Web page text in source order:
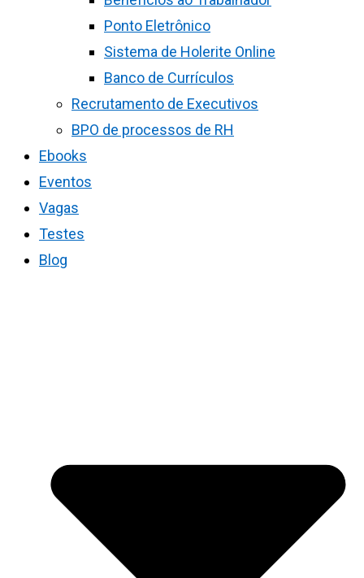
Ponto Eletrônico
Sistema de Holerite Online
Banco de Currículos
Recrutamento de Executivos
BPO de processos de RH
Ebooks
Eventos
Vagas
Testes
Blog